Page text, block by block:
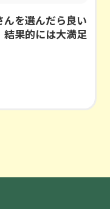
を選んだら良い
結果的には大満足